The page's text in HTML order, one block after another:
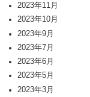
2023年11月
2023年10月
2023年9月
2023年7月
2023年6月
2023年5月
2023年3月